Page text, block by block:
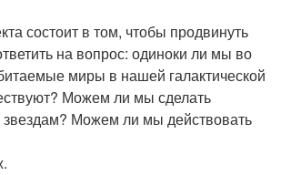
состоит в том, чтобы продвинуть
на вопрос: одиноки ли мы во
миры в нашей галактической
Можем ли мы сделать
звездам? Можем ли мы действовать